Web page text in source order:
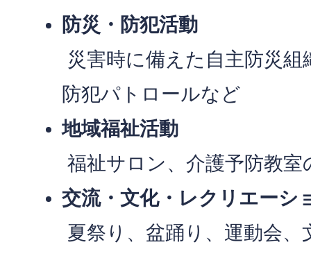
防災・防犯活動
災害時に備えた自主防災
防犯パトロールなど
地域福祉活動
福祉サロン、介護予防教室
交流・文化・レクリエーシ
夏祭り、盆踊り、運動会